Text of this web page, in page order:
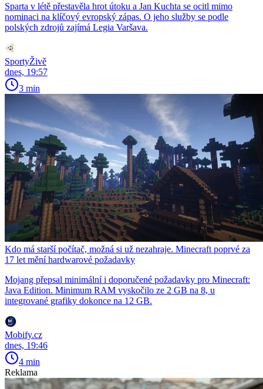
Sparta v létě přestavěla hrot útoku a Jan Kuchta se ocitl mimo
nominaci na klíčový evropský zápas. O jeho služby se podle
polských zdrojů zajímá Legia Varšava.
SportyŽivě
dnes, 19:57
3 min
Kdo má starší počítač, možná si už nezahraje. Minecraft poprvé za
17 let mění hardwarové požadavky
Mojang přepsal minimální i doporučené požadavky pro Minecraft:
Java Edition. Minimum RAM vyskočilo ze 2 GB na 8, u
integrované grafiky dokonce na 12 GB.
Mobify.cz
dnes, 19:46
4 min
Reklama